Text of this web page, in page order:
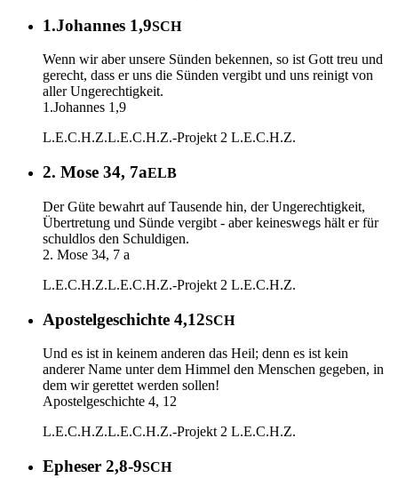
1.Johannes 1,9SCH
Wenn wir aber unsere Sünden bekennen, so ist Gott treu und
gerecht, dass er uns die Sünden vergibt und uns reinigt von
aller Ungerechtigkeit.
1.Johannes 1,9
L.E.C.H.Z.L.E.C.H.Z.-Projekt 2 L.E.C.H.Z.
2. Mose 34, 7aELB
Der Güte bewahrt auf Tausende hin, der Ungerechtigkeit,
Übertretung und Sünde vergibt - aber keineswegs hält er für
schuldlos den Schuldigen.
2. Mose 34, 7 a
L.E.C.H.Z.L.E.C.H.Z.-Projekt 2 L.E.C.H.Z.
Apostelgeschichte 4,12SCH
Und es ist in keinem anderen das Heil; denn es ist kein
anderer Name unter dem Himmel den Menschen gegeben, in
dem wir gerettet werden sollen!
Apostelgeschichte 4, 12
L.E.C.H.Z.L.E.C.H.Z.-Projekt 2 L.E.C.H.Z.
Epheser 2,8-9SCH